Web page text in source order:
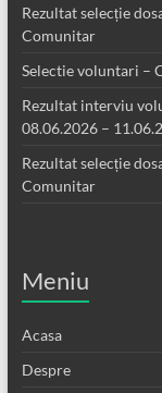
Rezultat selecție
Comunitar
Selectie voluntari –
Rezultat interviu
08.06.2026 –
Rezultat selecție
Comunitar
Meniu
Acasa
Despre